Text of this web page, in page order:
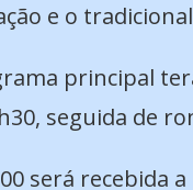
e o
principal
seguida de
será recebida